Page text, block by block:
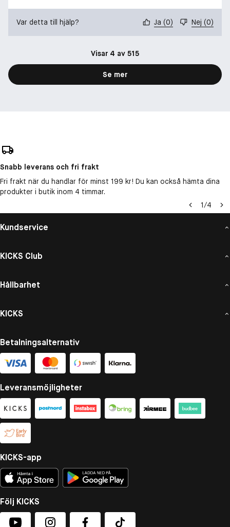
Var detta till hjälp? Ja (0) Nej (0)
Visar 4 av 515
Se mer
Snabb leverans och fri frakt
Fri frakt när du handlar för minst 199 kr! Du kan också hämta dina
produkter i butik inom 4 timmar.
1/4
Kundservice
KICKS Club
Hållbarhet
KICKS
Betalningsalternativ
Leveransmöjligheter
KICKS-app
Följ KICKS